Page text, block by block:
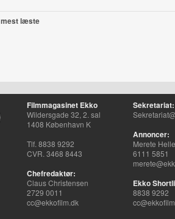
mest læste
Filmmagasinet Ekko
Wildersgade 32, 2. sal
1408 København K
Tlf. 8838 9292
CVR. 3468 8443
Chefredaktør:
Claus Christensen
2729 0011
cc@ekkofilm.dk
Sekretariat:
Annoncer:
Merete
6111 5851
Ekko
8838 9292